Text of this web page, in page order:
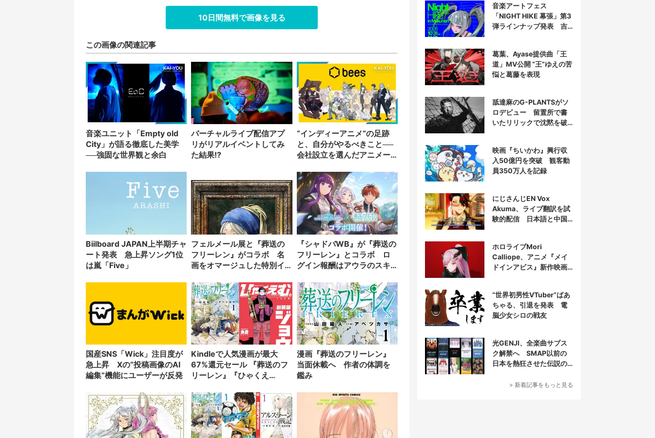
10日間無料で画像を見る
この画像の関連記事
音楽ユニット「Empty old
City」が語る徹底した美学
──強固な世界観と余白
バーチャルライブ配信アプ
リがリアルイベントしてみ
た結果!?
“インディーアニメ“の足跡
と、自分がやるべきこと──
会社設立を選んだアニメー
Biilboard JAPAN上半期チャ
ート発表 急上昇ソング1位
は嵐「Five」
フェルメール展と『葬送の
フリーレン』がコラボ 名
画をオマージュした特別イ
『シャドバWB』が『葬送の
フリーレン』とコラボ ロ
グイン報酬はアウラのスキ
国産SNS「Wick」注目度が
急上昇 Xの“投稿画像のAI
編集”機能にユーザーが反発
Kindleで人気漫画が最大
67%還元セール 『葬送のフ
リーレン』『ひゃくえ
漫画『葬送のフリーレン』
当面休載へ 作者の体調を
鑑み
音楽アートフェス
「NIGHT HIKE 幕張」第3
弾ラインナップ発表 吉
葛葉、Ayase提供曲「王
道」MV公開 “王”ゆえの苦
悩と葛藤を表現
舐達麻のG-PLANTSがソ
ロデビュー 留置所で書
いたリリックで沈黙を破
映画『ちいかわ』興行収
入50億円を突破 観客動
員350万人を記録
にじさんじEN Vox
Akuma、ライブ翻訳を試
験的配信 日本語と中国
ホロライブMori
Calliope、アニメ『メイ
ドインアビス』新作映画
“世界初男性VTuber”ばあ
ちゃる、引退を発表 電
脳少女シロの戦友
光GENJI、全楽曲サブス
ク解禁へ SMAP以前の
日本を熱狂させた伝説の
> 新着記事をもっと見る